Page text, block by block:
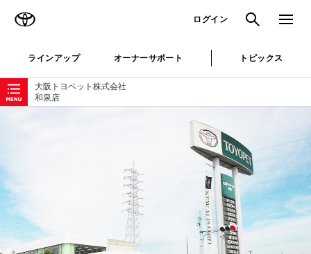
ログイン 検索 メニュ
ラインアップ オーナーサポート トピックス
大阪トヨペット株式会社
和泉店
ローカルナビゲーション